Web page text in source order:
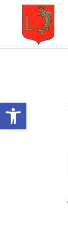
Ouvrir la barre d’outils